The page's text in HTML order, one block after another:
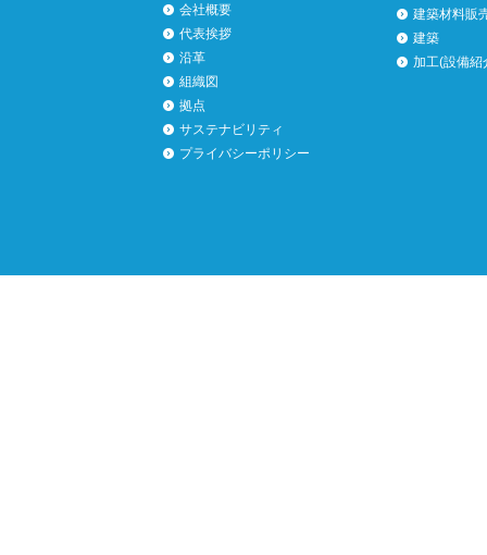
会社概要
代表挨拶
沿革
組織図
拠点
サステナビリティ
プライバシーポリシー
建築材料販
建築
加工(設備紹